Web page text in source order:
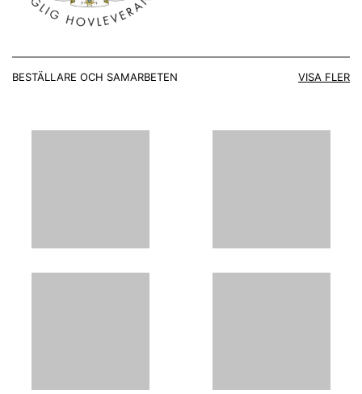
BESTÄLLARE OCH SAMARBETEN VISA FLER